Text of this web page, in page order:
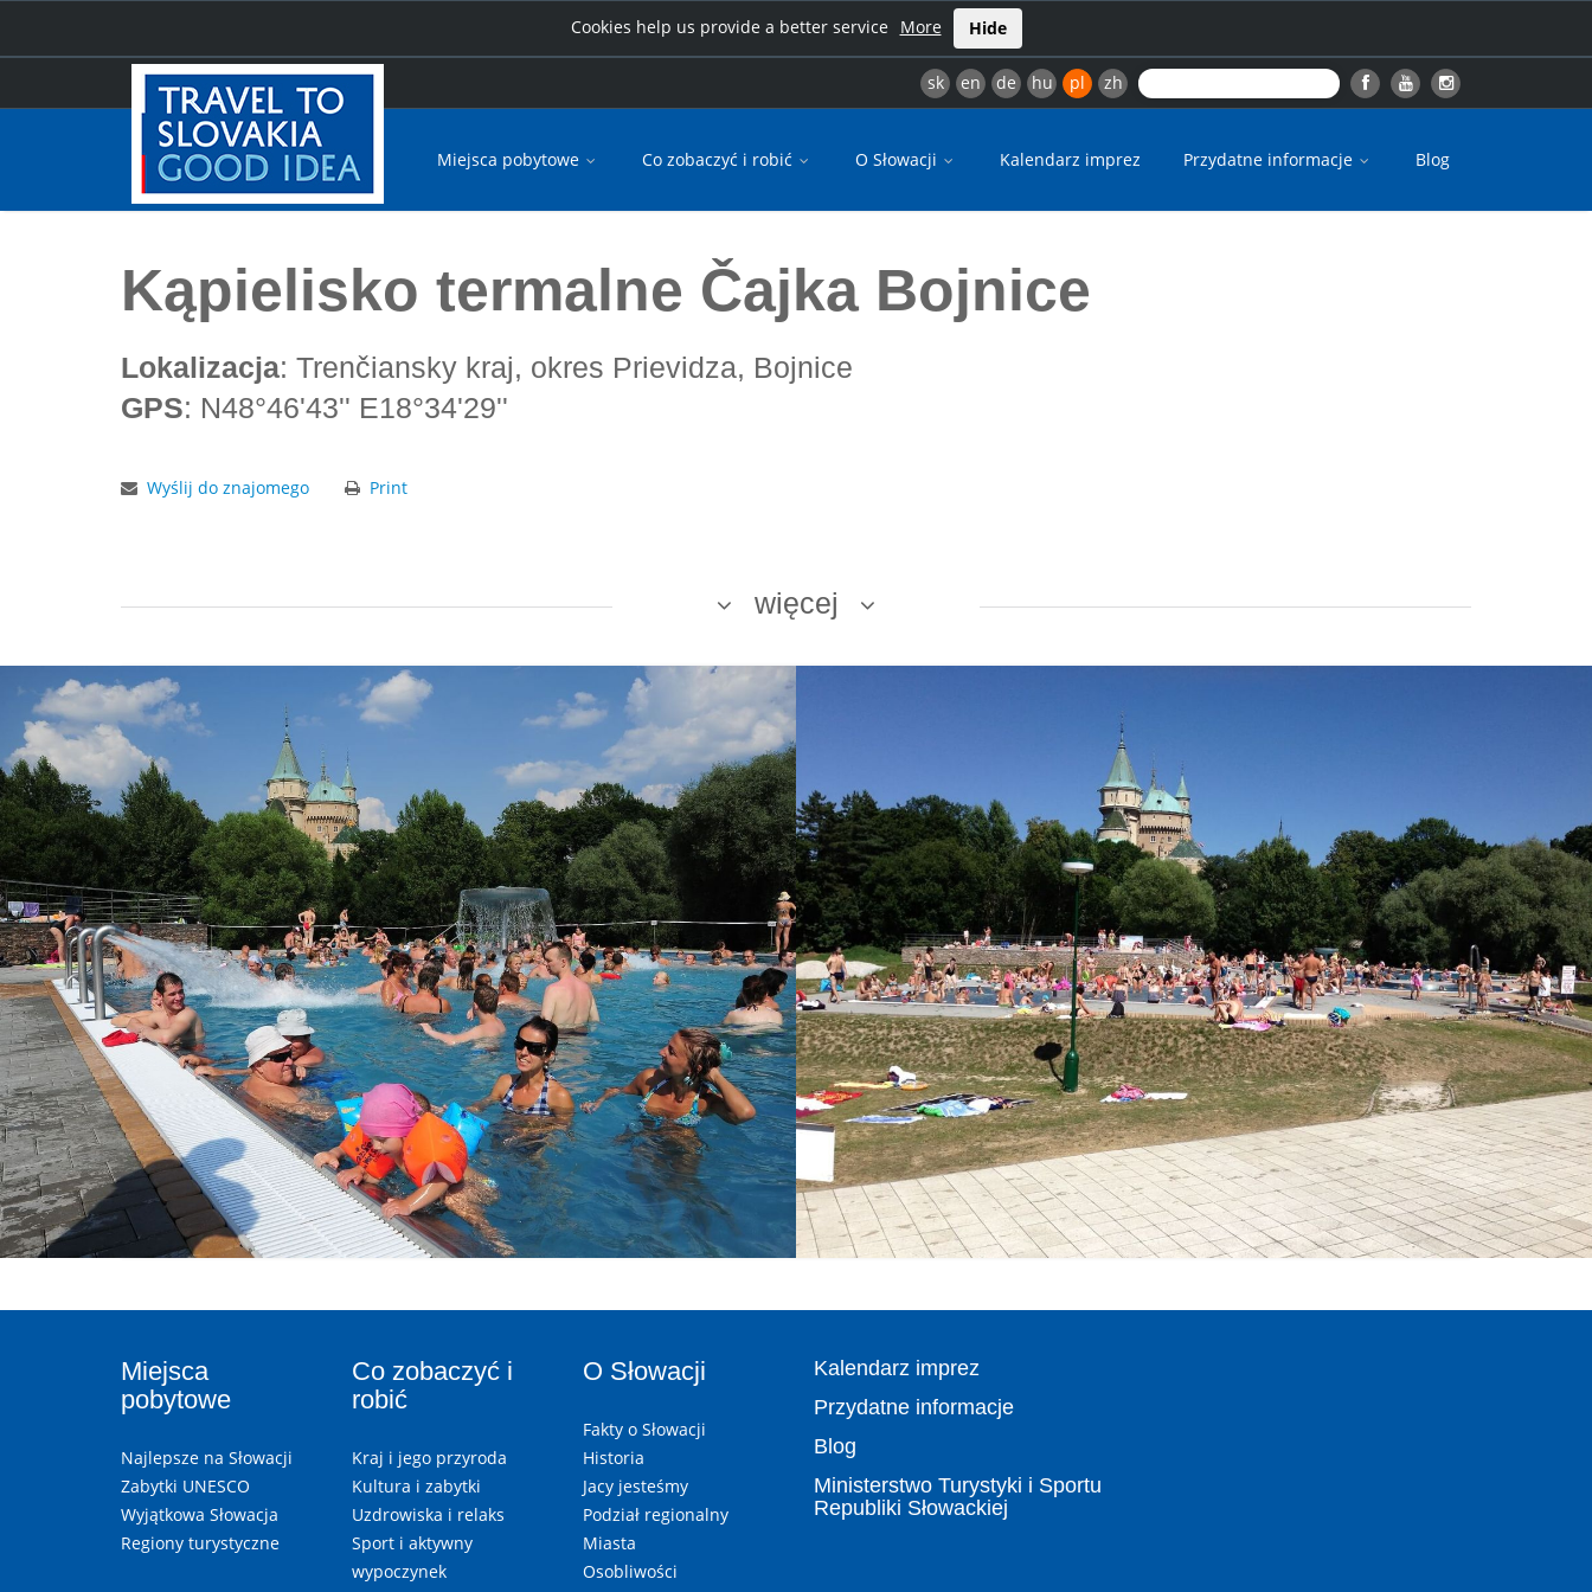
Cookies help us provide a better service More Hide
sk en de hu pl zh
Miejsca pobytowe Co zobaczyć i robić O Słowacji Kalendarz imprez Przydatne informacje Blog
Home Kąpielisko termalne Čajka Bojnice
Kąpielisko termalne Čajka Bojnice
Lokalizacja: Trenčiansky kraj, okres Prievidza, Bojnice
GPS: N48°46'43'' E18°34'29''
Wyślij do znajomego Print
więcej
Miejsca
pobytowe
Najlepsze na Słowacji
Zabytki UNESCO
Wyjątkowa Słowacja
Regiony turystyczne
Co zobaczyć i
robić
Kraj i jego przyroda
Kultura i zabytki
Uzdrowiska i relaks
Sport i aktywny
wypoczynek
O Słowacji
Fakty o Słowacji
Historia
Jacy jesteśmy
Podział regionalny
Miasta
Osobliwości
Kalendarz imprez
Przydatne informacje
Blog
Ministerstwo Turystyki i Sportu
Republiki Słowackiej